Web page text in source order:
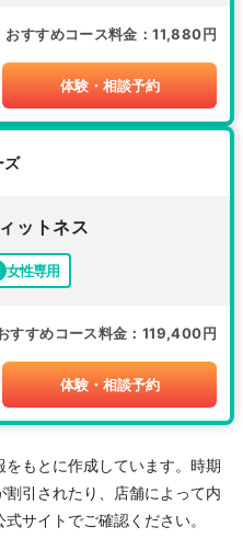
おすすめコース料金 11,880円
体験・相談予約
ズ
ットネス
女性専用
すすめコース料金 119,400円
体験・相談予約
もとに作成しています。時期
引されたり、店舗によって内
サイトでご確認ください。